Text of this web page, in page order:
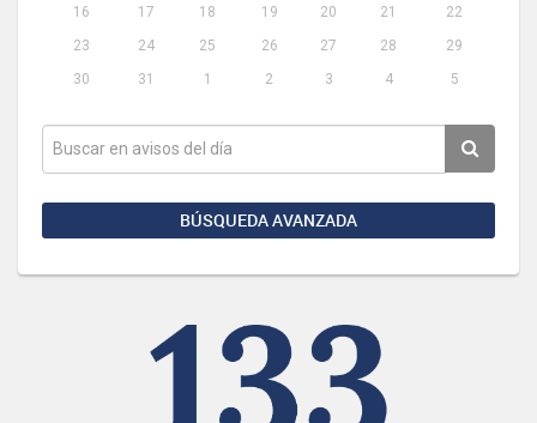
16
17 18 19 20 21
22
23
24 25 26 27 28
29
30
31 1 2 3 4 5
BÚSQUEDA AVANZADA